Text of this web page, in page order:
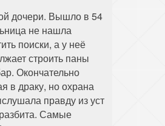
дочери. Вышло в 54
не нашла
поиски, а у неё
строить паны
Окончательно
в драку, но охрана
правду из уст
Самые